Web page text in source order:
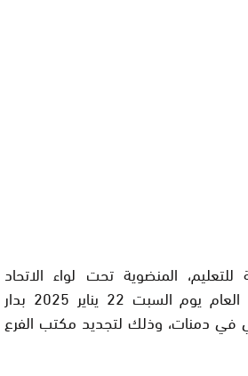
المنضوية تحت لواء الاتحاد
المغربي للشغل، جمعها العام يوم السبت 22 يناير 2025 بدار
في دمنات، وذلك لتجديد مكتب الفرع